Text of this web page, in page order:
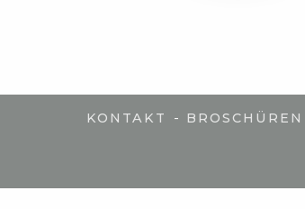
KONTAKT - BROSCHÜREN